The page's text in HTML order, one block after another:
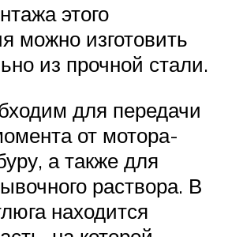
этого
можно изготовить
из прочной стали.
для передачи
от мотора-
а также для
раствора. В
находится